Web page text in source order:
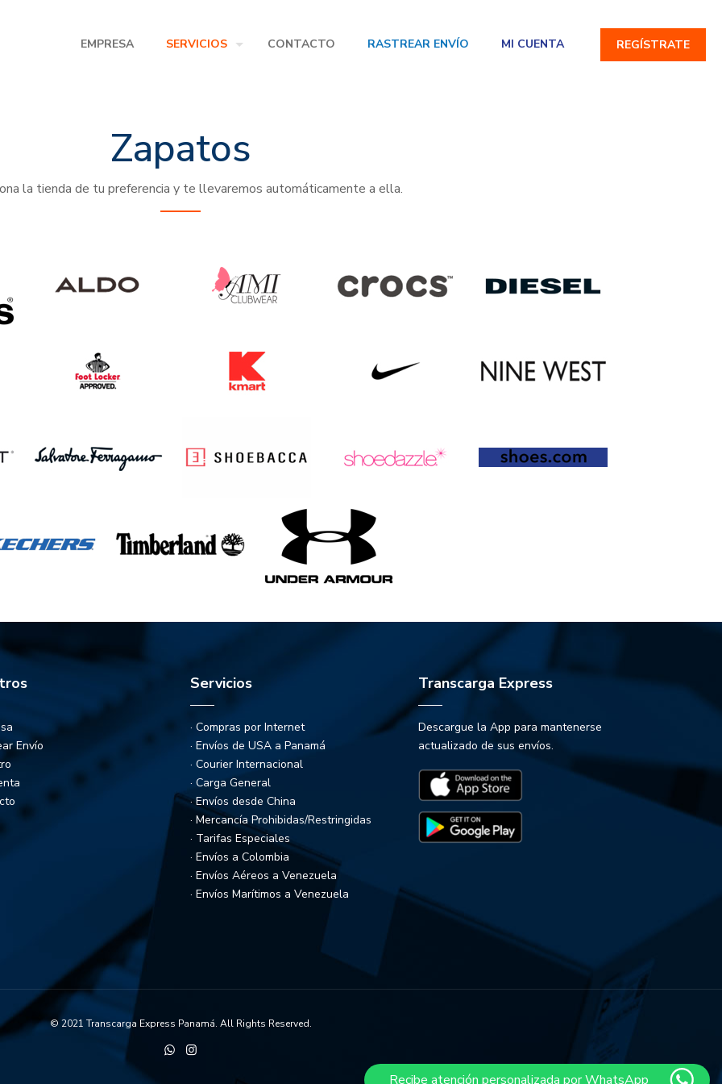
EMPRESA SERVICIOS CONTACTO RASTREAR ENVÍO MI CUENTA REGÍSTRATE
Zapatos
la tienda de tu preferencia y te llevaremos automáticamente a ella.
Envío
Servicios
· Compras por Internet
· Envíos de USA a Panamá
· Courier Internacional
· Carga General
· Envíos desde China
· Mercancía Prohibidas/Restringidas
· Tarifas Especiales
· Envíos a Colombia
· Envíos Aéreos a Venezuela
· Envíos Marítimos a Venezuela
Transcarga Express
Descargue la App para mantenerse
actualizado de sus envíos.
© 2021 Transcarga Express Panamá. All Rights Reserved.
Recibe atención personalizada por WhatsApp